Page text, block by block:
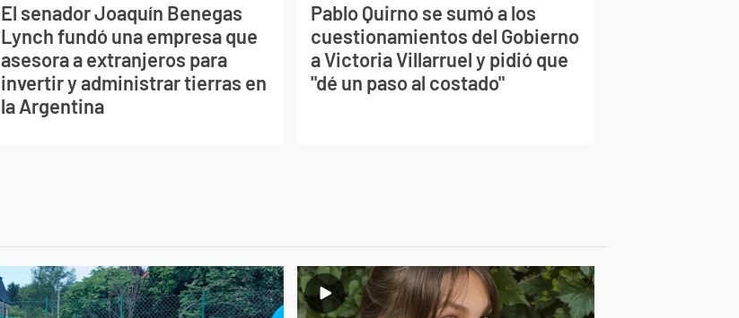
El senador Joaquín Benegas
Lynch fundó una empresa que
asesora a extranjeros para
invertir y administrar tierras en
la Argentina
Pablo Quirno se sumó a los
cuestionamientos del Gobierno
a Victoria Villarruel y pidió que
"dé un paso al costado"